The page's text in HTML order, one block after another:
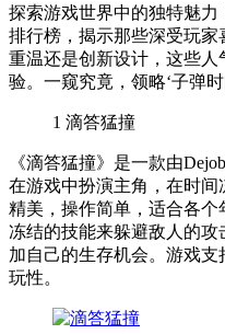
探索游戏世界中的独特魅
排行榜，揭示那些深受玩
重温还是创新设计，这些
验。一窥究竟，领略‘子弹时
1 滴答猛撞
《滴答猛撞》是一款由
在游戏中扮演主角，在时
精美，操作简单，适合各
冻结的技能来躲避敌人的
加自己的生存机会。游戏
玩性。